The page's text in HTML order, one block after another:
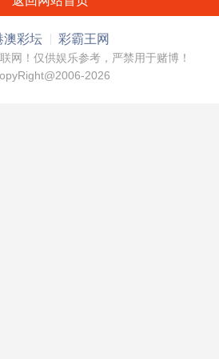
澳彩坛 彩霸王网
网！仅供娱乐参考，严禁用于赌博！
2026